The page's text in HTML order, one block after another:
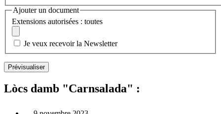
Ajouter un document
Extensions autorisées : toutes
Je veux recevoir la Newsletter
Lòcs damb "Carnsalada" :